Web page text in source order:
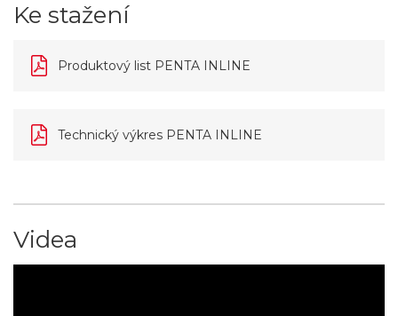
Ke stažení
Produktový list PENTA INLINE
Technický výkres PENTA INLINE
Videa